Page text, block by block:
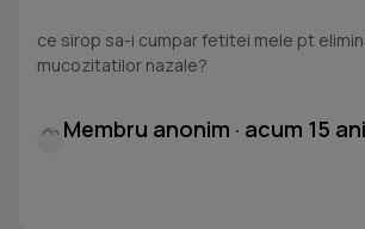
ce sirop sa-i cumpar fetitei mele pt
mucozitatilor nazale?
Membru anonim · acum 15 ani